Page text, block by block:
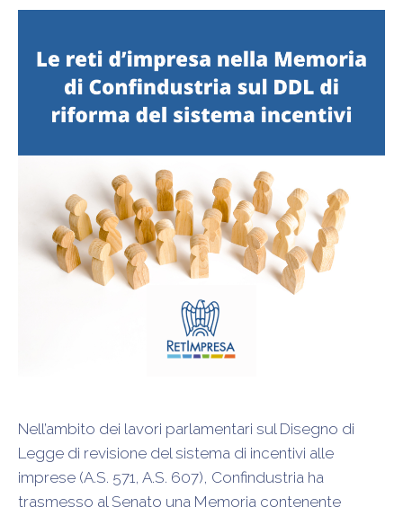
Nell’ambito dei lavori parlamentari sul Disegno di
Legge di revisione del sistema di incentivi alle
imprese (A.S. 571, A.S. 607), Confindustria ha
trasmesso al Senato una Memoria contenente